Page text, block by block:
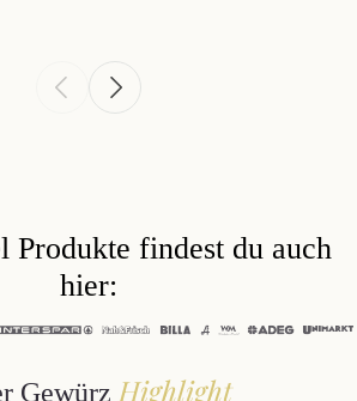
Produkte findest du auch
hier:
GewürzHighlight